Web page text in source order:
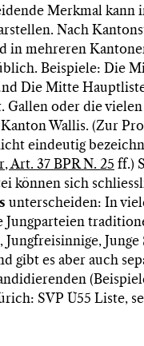
Merkmal kann
Nach
in mehreren
Beispiele: Die
Die Mitte
Gallen oder die
Kanton Wallis. (Zur
eindeutig
Art. 37 BPR N. 25 ff.)
können sich
unterscheiden: In
Jungparteien
Jungfreisinnige, Junge
gibt es aber auch
SVP Ü55 Liste,